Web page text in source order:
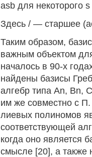
asb для некоторого
Здесь / — старшее
Таким образом,
важным объектом
началось в 90-х
найдены базисы
алгебр типа An, Bn,
им же совместно с
лиевых полиномов
соответствующей
когда оно является
смысле [20], а